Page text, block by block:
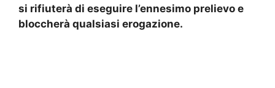
si rifiuterà di eseguire l’ennesimo prelievo e
bloccherà qualsiasi erogazione.